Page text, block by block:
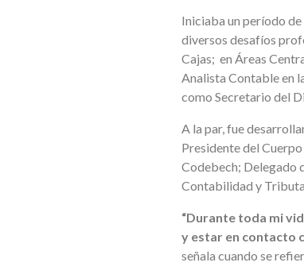
Iniciaba un período
diversos desafíos
Cajas; en Áreas
Analista Contable en
como Secretario del
A la par, fue
Presidente del
Codebech; Delegado
Contabilidad y
“Durante toda mi
y estar en contacto
señala cuando se